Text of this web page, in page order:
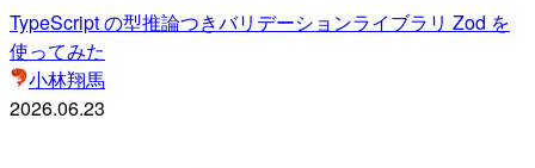
TypeScript の型推論つきバリデーションライブラリ Zod を
使ってみた
小林翔馬
2026.06.23